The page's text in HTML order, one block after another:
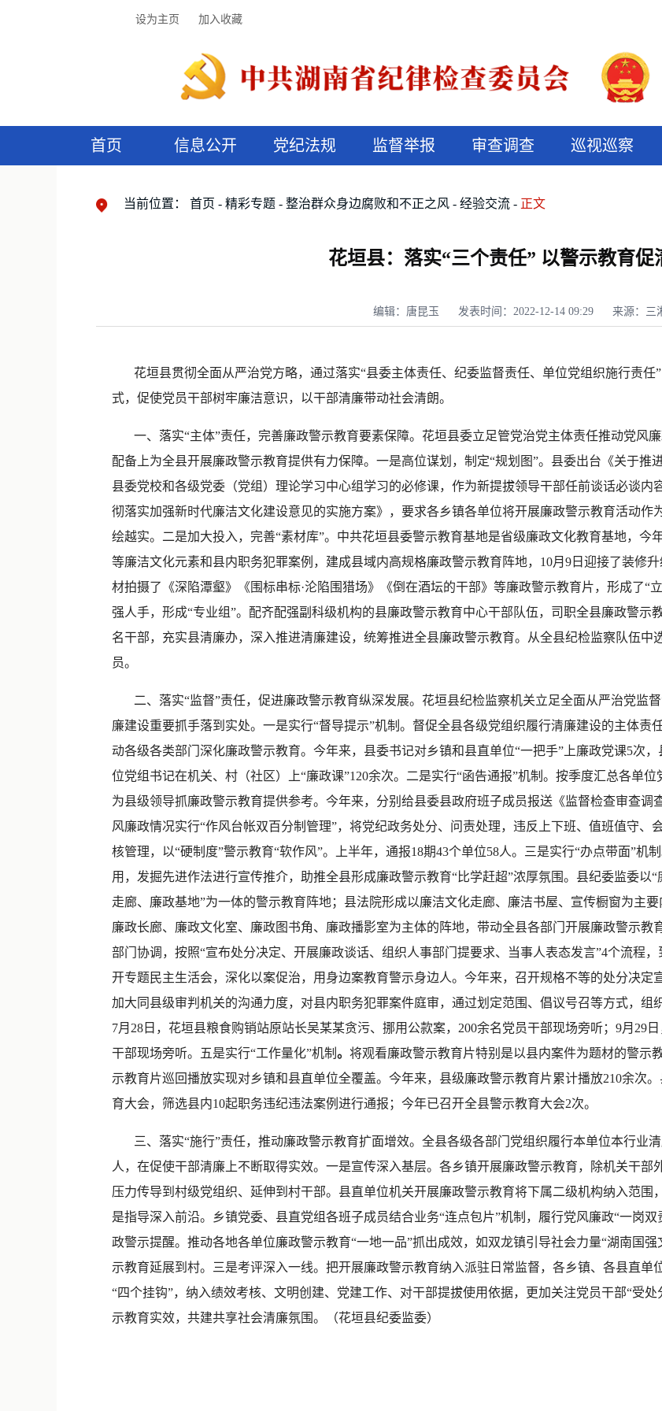
设为主页 加入收藏
首页 信息公开 党纪法规 监督举报 审查调查 巡视巡察
当前位置： 首页 精彩专题 整治群众身边腐败和不正之风 经验交流 正文
花垣县：落实“三个责任” 以警示教育促
编辑：唐昆玉 发表时间：2022-12-14 09:29 来源：三
花垣县贯彻全面从严治党方略，通过落实“县委主体责任、纪委监督责任、单位党组织施行责任
式，促使党员干部树牢廉洁意识，以干部清廉带动社会清朗。
一、落实“主体”责任，完善廉政警示教育要素保障。 花垣县委立足管党治党主体责任推动党风
配备上为全县开展廉政警示教育提供有力保障。一是高位谋划，制定“规划图”。县委出台《关于推
县委党校和各级党委（党组）理论学习中心组学习的必修课，作为新提拔领导干部任前谈话必谈
彻落实加强新时代廉洁文化建设意见的实施方案》，要求各乡镇各单位将开展廉政警示教育活动
绘越实。二是加大投入，完善“素材库”。中共花垣县委警示教育基地是省级廉政文化教育基地，今
等廉洁文化元素和县内职务犯罪案例，建成县域内高规格廉政警示教育阵地，10月9日迎接了装修
材拍摄了《深陷潭壑》《围标串标·沦陷围猎场》《倒在酒坛的干部》等廉政警示教育片，形成了“
强人手，形成“专业组”。配齐配强副科级机构的县廉政警示教育中心干部队伍，司职全县廉政警示
名干部，充实县清廉办，深入推进清廉建设，统筹推进全县廉政警示教育。从全县纪检监察队伍中
员。
二、落实“监督”责任，促进廉政警示教育纵深发展。 花垣县纪检监察机关立足全面从严治党监
廉建设重要抓手落到实处。一是实行“督导提示”机制。督促全县各级党组织履行清廉建设的主体
动各级各类部门深化廉政警示教育。今年来，县委书记对乡镇和县直单位“一把手”上廉政党课5次
位党组书记在机关、村（社区）上“廉政课”120余次。二是实行“函告通报”机制。按季度汇总各单
为县级领导抓廉政警示教育提供参考。今年来，分别给县委县政府班子成员报送《监督检查审查调
风廉政情况实行“作风台帐双百分制管理”，将党纪政务处分、问责处理，违反上下班、值班值守、
核管理，以“硬制度”警示教育“软作风”。上半年，通报18期43个单位58人。三是实行“办点带面”
用，发掘先进作法进行宣传推介，助推全县形成廉政警示教育“比学赶超”浓厚氛围。县纪委监委以
走廊、廉政基地”为一体的警示教育阵地；县法院形成以廉洁文化走廊、廉洁书屋、宣传橱窗为主
廉政长廊、廉政文化室、廉政图书角、廉政播影室为主体的阵地，带动全县各部门开展廉政警示教
部门协调，按照“宣布处分决定、开展廉政谈话、组织人事部门提要求、当事人表态发言”4个流程
开专题民主生活会，深化以案促治，用身边案教育警示身边人。今年来，召开规格不等的处分决定
加大同县级审判机关的沟通力度，对县内职务犯罪案件庭审，通过划定范围、倡议号召等方式，组
7月28日，花垣县粮食购销站原站长吴某某贪污、挪用公款案，200余名党员干部现场旁听；9月29
干部现场旁听。五是实行“工作量化”机制 。 将观看廉政警示教育片特别是以县内案件为题材的警示
示教育片巡回播放实现对乡镇和县直单位全覆盖。今年来，县级廉政警示教育片累计播放210余次
育大会，筛选县内10起职务违纪违法案例进行通报；今年已召开全县警示教育大会2次。
三、落实“施行”责任，推动廉政警示教育扩面增效。 全县各级各部门党组织履行本单位本行业
人，在促使干部清廉上不断取得实效。一是宣传深入基层。各乡镇开展廉政警示教育，除机关干
压力传导到村级党组织、延伸到村干部。县直单位机关开展廉政警示教育将下属二级机构纳入范
是指导深入前沿。乡镇党委、县直党组各班子成员结合业务“连点包片”机制，履行党风廉政“一岗
政警示提醒。推动各地各单位廉政警示教育“一地一品”抓出成效，如双龙镇引导社会力量“湖南国
示教育延展到村。三是考评深入一线。把开展廉政警示教育纳入派驻日常监督，各乡镇、各县直
“四个挂钩”，纳入绩效考核、文明创建、党建工作、对干部提拔使用依据，更加关注党员干部“受
示教育实效，共建共享社会清廉氛围。（花垣县纪委监委）